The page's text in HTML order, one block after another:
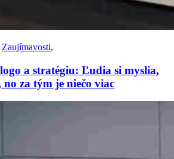
Zaujímavosti,
a stratégiu: Ľudia si myslia,
no za tým je niečo viac